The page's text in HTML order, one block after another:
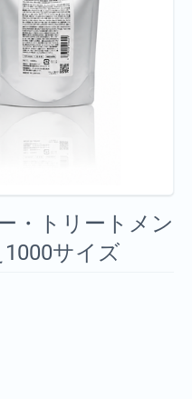
・トリートメン
サイズ